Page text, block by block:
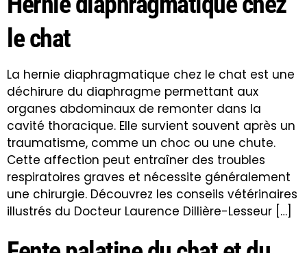
le chat
La hernie diaphragmatique chez le chat est une
déchirure du diaphragme permettant aux
organes abdominaux de remonter dans la
cavité thoracique. Elle survient souvent après un
traumatisme, comme un choc ou une chute.
Cette affection peut entraîner des troubles
respiratoires graves et nécessite généralement
une chirurgie. Découvrez les conseils vétérinaires
illustrés du Docteur Laurence Dillière-Lesseur […]